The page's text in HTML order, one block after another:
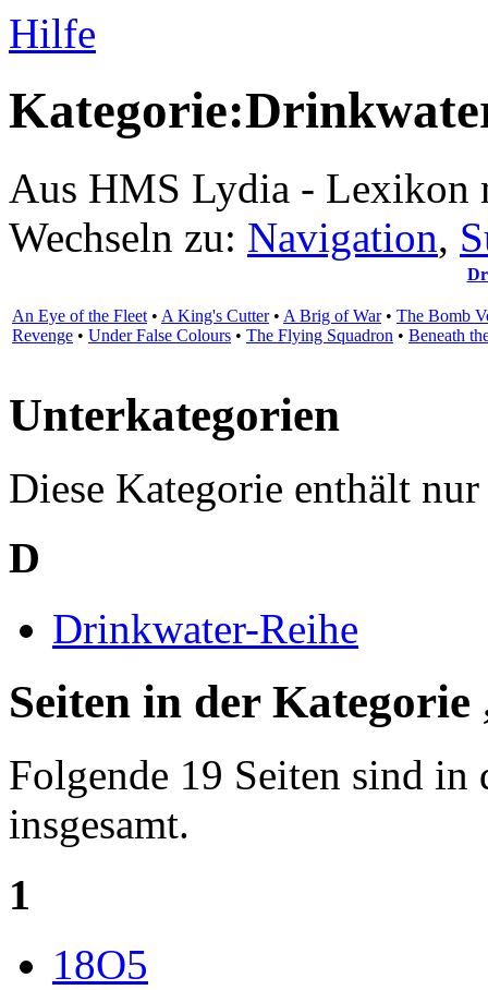
Hilfe
Aus HMS Lydia - Lexikon
Wechseln zu: Navigation,
An Eye of the Fleet • A King's Cutter• A Brig of War• The Bomb
Revenge • Under False Colours • The Flying Squadron • Beneath
Unterkategorien
Diese Kategorie enthält
D
Drinkwater-Reihe
Seiten in der
Folgende 19 Seiten sind
insgesamt.
1
18O5